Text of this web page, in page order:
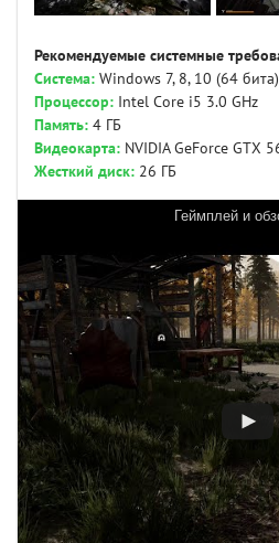
Рекомендуемые системные
Система: Windows 7, 8, 10 (64 бита)
Процессор: Intel Core i5 3.0 GHz
Память: 4 ГБ
Видеокарта: NVIDIA GeForce GTX
Жесткий диск: 26 ГБ
Геймплей и